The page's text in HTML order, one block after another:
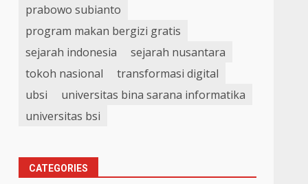
prabowo subianto
program makan bergizi gratis
sejarah indonesia
sejarah nusantara
tokoh nasional
transformasi digital
ubsi
universitas bina sarana informatika
universitas bsi
CATEGORIES